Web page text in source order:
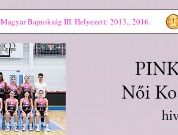
Magyar Bajnokság III. Helyezett: 2013., 2016.